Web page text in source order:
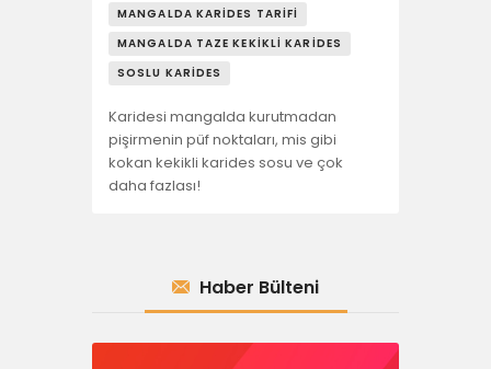
MANGALDA KARIDES TARIFI
MANGALDA TAZE KEKIKLI KARIDES
SOSLU KARIDES
Karidesi mangalda kurutmadan
pişirmenin püf noktaları, mis gibi
kokan kekikli karides sosu ve çok
daha fazlası!
Haber Bülteni